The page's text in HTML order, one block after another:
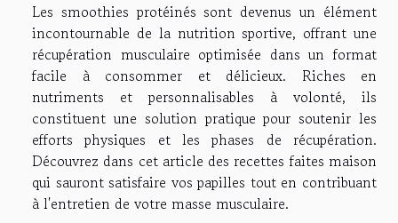
Les smoothies protéinés sont devenus un élément
incontournable de la nutrition sportive, offrant une
récupération musculaire optimisée dans un format
facile à consommer et délicieux. Riches en
nutriments et personnalisables à volonté, ils
constituent une solution pratique pour soutenir les
efforts physiques et les phases de récupération.
Découvrez dans cet article des recettes faites maison
qui sauront satisfaire vos papilles tout en contribuant
à l'entretien de votre masse musculaire.